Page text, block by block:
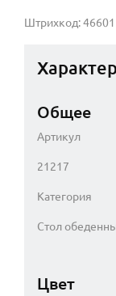
Штрихкод:
Общее
Артикул
21217
Категория
Стол
Цвет